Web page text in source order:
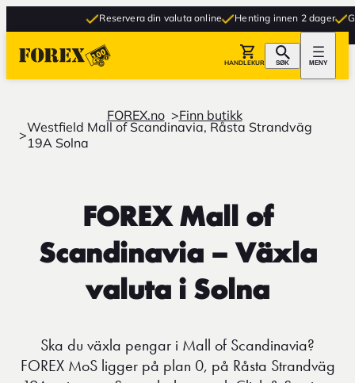
Reservera din valuta online Henting innen 2 dager
HANDLEKURV SØK MENY
FOREX.no Finn butikk
Westfield Mall of Scandinavia, Råsta Strandväg
19A Solna
FOREX Mall of
Scandinavia – Växla
valuta i Solna
Ska du växla pengar i Mall of Scandinavia?
FOREX MoS ligger på plan 0, på Råsta Strandväg